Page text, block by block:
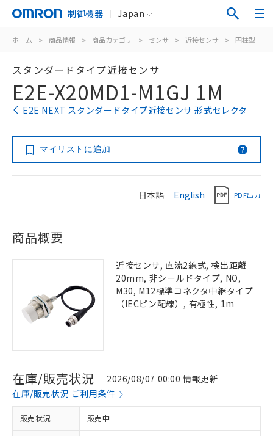
制御機器 Japan
ホーム > 商品情報 > 商品カテゴリ > センサ > 近接センサ > 円柱型
スタンダードタイプ近接センサ
E2E-X20MD1-M1GJ 1M
E2E NEXT スタンダードタイプ近接センサ 形式セレクタ
マイリストに追加
日本語 English PDF出力
商品概要
近接センサ, 直流2線式, 検出距離
20mm, 非シールドタイプ, NO,
M30, M12標準コネクタ中継タイプ
（IECピン配線）, 有極性, 1m
在庫/販売状況
2026/08/07 00:00 情報更新
在庫/販売状況 ご利用条件
販売状況 販売中